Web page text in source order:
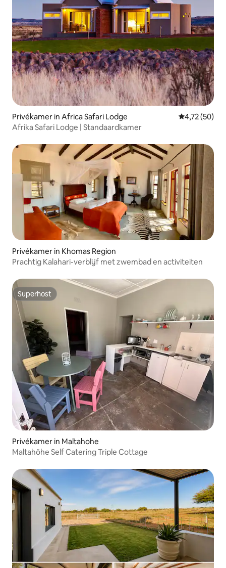
Privékamer in Africa Safari Lodge Gemiddelde
4,72 (50)
Afrika Safari Lodge | Standaardkamer
Privékamer in Khomas Region
Prachtig Kalahari-verblijf met zwembad en activiteiten
Superhost
Superhost
Privékamer in Maltahohe
Maltahöhe Self Catering Triple Cottage